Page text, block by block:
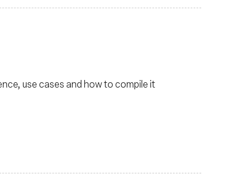
use cases and how to compile it